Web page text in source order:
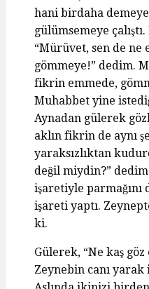
hani birdaha
gülümsemeye
“Mürüvet, sen de ne
gömmeye!” dedim.
fikrin emmede,
Muhabbet yine
Aynadan gülerek
aklın fikrin de aynı
yaraksızlıktan
değil miydin?”
işaretiyle parmağını
işareti yaptı.
ki.
Gülerek, “Ne kaş
Zeynebin canı